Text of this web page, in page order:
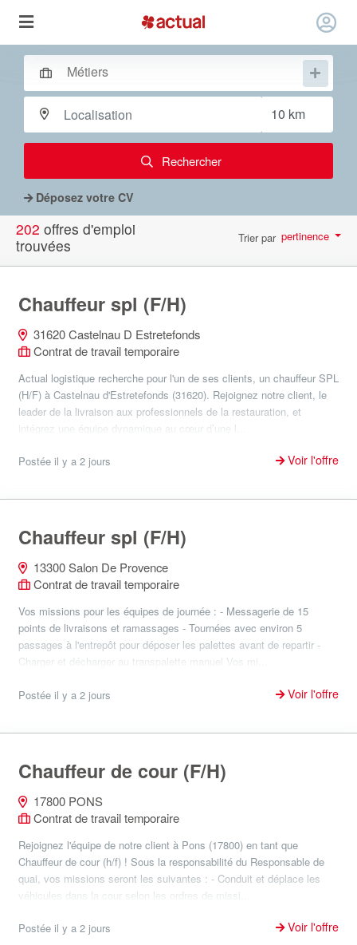
Rechercher
Déposez votre CV
202 offres d'emploi
trouvées
Trier par pertinence
Chauffeur spl (F/H)
31620 Castelnau D Estretefonds
Contrat de travail temporaire
Actual logistique recherche pour l'un de ses clients, un chauffeur SPL
(H/F) à Castelnau d'Estretefonds (31620). Rejoignez notre client, le
leader de la livraison aux professionnels de la restauration, et
intégrez une équipe dynamique au cœur d’une l...
Postée il y a 2 jours Voir l'offre
Chauffeur spl (F/H)
13300 Salon De Provence
Contrat de travail temporaire
Vos missions pour les équipes de journée : - Messagerie de 15
points de livraisons et ramassages - Tournées avec environ 5
passages à l'entrepôt pour déposer les palettes avant de repartir -
Charger et décharger au transpalette manuel Vos mi...
Postée il y a 2 jours Voir l'offre
Chauffeur de cour (F/H)
17800 PONS
Contrat de travail temporaire
Rejoignez l'équipe de notre client à Pons (17800) en tant que
Chauffeur de cour (h/f) ! Sous la responsabilité du Responsable de
quai, vos missions seront les suivantes : - Conduit et déplace les
véhicules dans la cour selon les ordres de missi...
Postée il y a 2 jours Voir l'offre